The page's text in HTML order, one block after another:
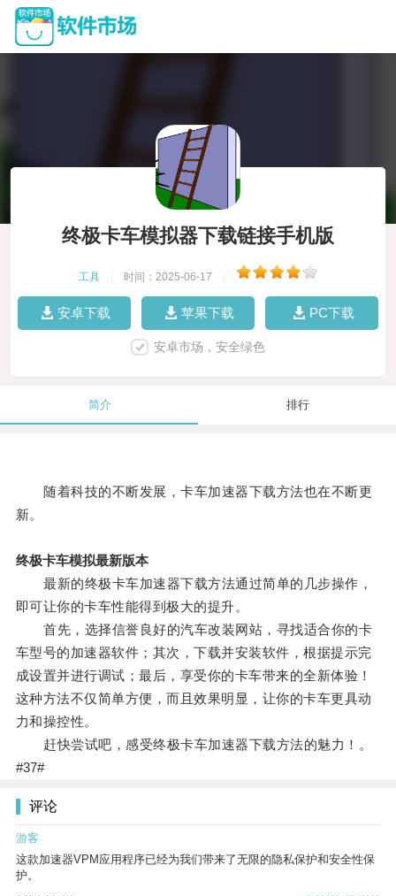
终极卡车模拟器下载链接手机版
工具 时间：2025-06-17
安卓下载 苹果下载 PC下载
安卓市场，安全绿色
简介 排行
随着科技的不断发展，卡车加速器下载方法也在不断更
新。
终极卡车模拟最新版本
最新的终极卡车加速器下载方法通过简单的几步操作，
即可让你的卡车性能得到极大的提升。
首先，选择信誉良好的汽车改装网站，寻找适合你的卡
车型号的加速器软件；其次，下载并安装软件，根据提示完
成设置并进行调试；最后，享受你的卡车带来的全新体验！
这种方法不仅简单方便，而且效果明显，让你的卡车更具动
力和操控性。
赶快尝试吧，感受终极卡车加速器下载方法的魅力！。
#37#
评论
游客
这款加速器VPM应用程序已经为我们带来了无限的隐私保护和安全性保
护。